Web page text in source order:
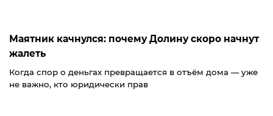
Маятник качнулся: почему Долину скоро начнут
жалеть
Когда спор о деньгах превращается в отъём дома — уже
не важно, кто юридически прав